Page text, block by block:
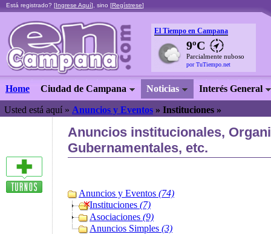
Está registrado? [Ingrese Aquí], sino [Regístrese]
El Tiempo en Campana
9ºC
Parcialmente nuboso
por TuTiempo.net
Home Ciudad de Campana Noticias Interés General
Usted está aquí » Anuncios y Eventos » Instituciones »
Anuncios institucionales,
Gubernamentales, etc.
Anuncios y Eventos (74)
Instituciones (7)
Asociaciones (9)
Anuncios Simples (3)